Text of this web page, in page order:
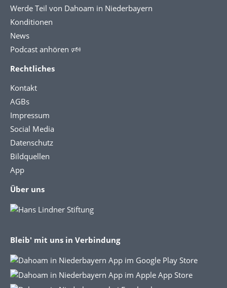
Werde Teil von Dahoam in Niederbayern
Konditionen
News
Podcast anhören 🕬
Rechtliches
Kontakt
AGBs
Impressum
Social Media
Datenschutz
Bildquellen
App
Über uns
Bleib' mit uns in Verbindung